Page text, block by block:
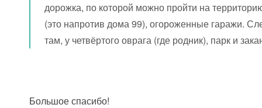
дорожка, по которой можно пройти на
(это напротив дома 99), огороженные гаражи.
там, у четвёртого оврага (где родник), парк и
Большое спасибо!